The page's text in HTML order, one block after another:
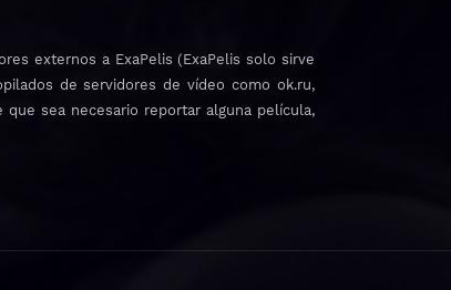
externos a ExaPelis (ExaPelis solo sirve
de servidores de vídeo como ok.ru,
sea necesario reportar alguna película,